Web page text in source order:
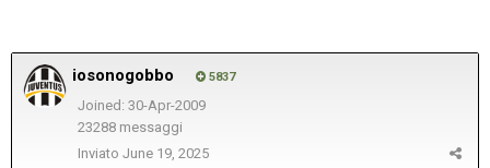
iosonogobbo 5837
Joined: 30-Apr-2009
23288 messaggi
Inviato June 19, 2025